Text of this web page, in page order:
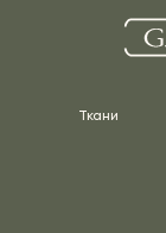
Ткани